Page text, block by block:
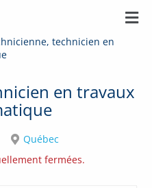
technicien en
en travaux
Québec
fermées.